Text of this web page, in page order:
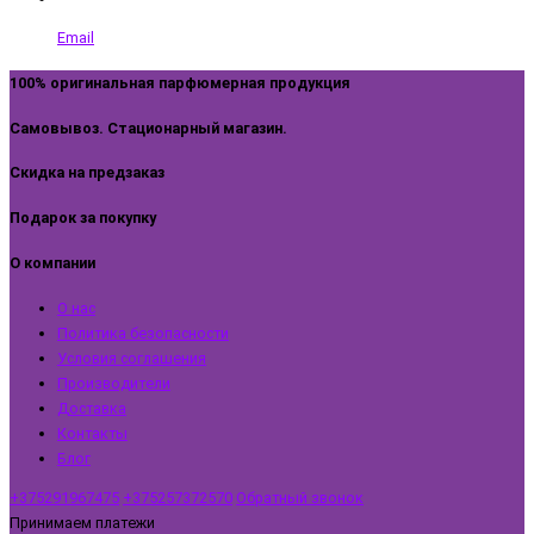
Email
100% оригинальная парфюмерная продукция
Самовывоз. Стационарный магазин.
Скидка на предзаказ
Подарок за покупку
О компании
О нас
Политика безопасности
Условия соглашения
Производители
Доставка
Контакты
Блог
+375291967475 +375257372570 Обратный звонок
Принимаем платежи